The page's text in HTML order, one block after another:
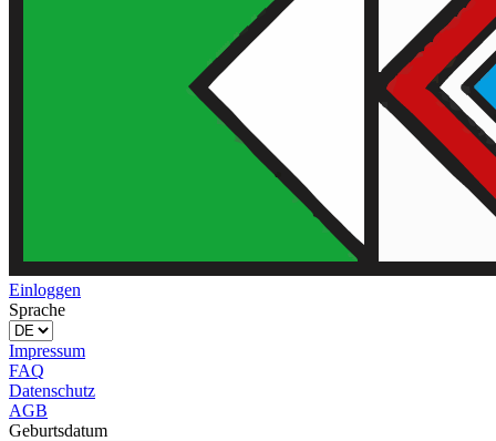
Einloggen
Sprache
Impressum
FAQ
Datenschutz
AGB
Geburtsdatum